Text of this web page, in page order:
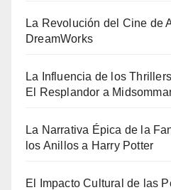
La Revolución del Cine de
DreamWorks
La Influencia de los
El Resplandor a
La Narrativa Épica de la
los Anillos a Harry Potter
El Impacto Cultural de las